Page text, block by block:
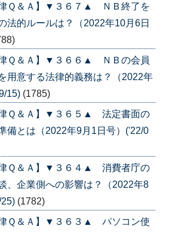
律Ｑ＆Ａ】▼３６７▲ ＮＢ終了を
法的ルールは？（2022年10月6日
律Ｑ＆Ａ】▼３６６▲ ＮＢの会員
用意する法律的義務は？（2022年
15) (1785)
律Ｑ＆Ａ】▼３６５▲ 法定書面の
備とは（2022年9月1日号）('22/0
律Ｑ＆Ａ】▼３６４▲ 消費者庁の
、企業側への影響は？（2022年8
(1782)
律Ｑ＆Ａ】▼３６３▲ パソコン使